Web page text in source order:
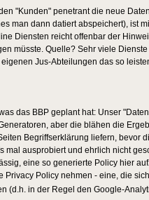
"Kunden" penetrant die neue
man dann datiert abspeichert), ist
Diensten reicht offenbar der
müsste. Quelle? Sehr viele
Jus-Abteilungen das so
das BBP geplant hat: Unser
aber die blähen die
Begriffserklärung liefern, bevor
mal ausprobiert und ehrlich nicht
eine so generierte Policy hier
Privacy Policy nehmen - eine, die
(d.h. in der Regel den Google-